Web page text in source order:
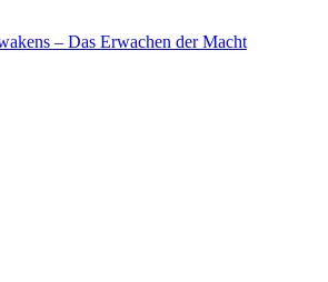
– Das Erwachen der Macht